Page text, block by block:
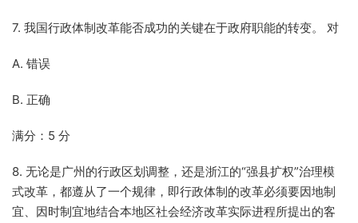
7. 我国行政体制改革能否成功的关键在于政府职能的转变。 对
A. 错误
B. 正确
满分：5 分
8. 无论是广州的行政区划调整，还是浙江的“强县扩权”治理模
式改革，都遵从了一个规律，即行政体制的改革必须要因地制
宜、因时制宜地结合本地区社会经济改革实际进程所提出的客